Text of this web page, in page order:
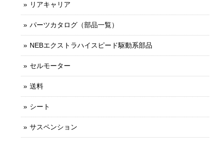
リアキャリア
パーツカタログ（部品一覧）
NEBエクストラハイスピード駆動系部品
セルモーター
送料
シート
サスペンション